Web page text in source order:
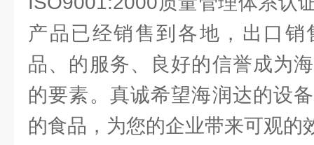
产品已经销售到各地，出口
品、的服务、良好的信誉成为
的要素。真诚希望海润达的设
的食品，为您的企业带来可观的